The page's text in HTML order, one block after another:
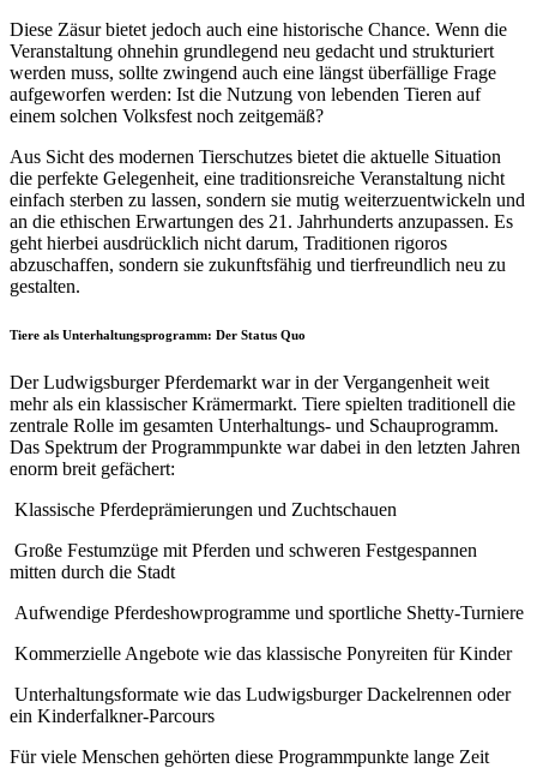
Diese Zäsur bietet jedoch auch eine historische Chance. Wenn die
Veranstaltung ohnehin grundlegend neu gedacht und strukturiert
werden muss, sollte zwingend auch eine längst überfällige Frage
aufgeworfen werden: Ist die Nutzung von lebenden Tieren auf
einem solchen Volksfest noch zeitgemäß?
Aus Sicht des modernen Tierschutzes bietet die aktuelle Situation
die perfekte Gelegenheit, eine traditionsreiche Veranstaltung nicht
einfach sterben zu lassen, sondern sie mutig weiterzuentwickeln und
an die ethischen Erwartungen des 21. Jahrhunderts anzupassen. Es
geht hierbei ausdrücklich nicht darum, Traditionen rigoros
abzuschaffen, sondern sie zukunftsfähig und tierfreundlich neu zu
gestalten.
Tiere als Unterhaltungsprogramm: Der Status Quo
Der Ludwigsburger Pferdemarkt war in der Vergangenheit weit
mehr als ein klassischer Krämermarkt. Tiere spielten traditionell die
zentrale Rolle im gesamten Unterhaltungs- und Schauprogramm.
Das Spektrum der Programmpunkte war dabei in den letzten Jahren
enorm breit gefächert:
Klassische Pferdeprämierungen und Zuchtschauen
Große Festumzüge mit Pferden und schweren Festgespannen
mitten durch die Stadt
Aufwendige Pferdeshowprogramme und sportliche Shetty-Turniere
Kommerzielle Angebote wie das klassische Ponyreiten für Kinder
Unterhaltungsformate wie das Ludwigsburger Dackelrennen oder
ein Kinderfalkner-Parcours
Für viele Menschen gehörten diese Programmpunkte lange Zeit